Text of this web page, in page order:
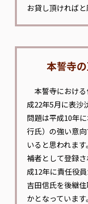
お貸し頂ければと
本誓寺
本誓寺におけ
成22年5月に表沙
問題は平成10年
行氏）の強い意
いると思われま
補者として登録
成12年に責任役
吉田信氏を後継
かとなっていま